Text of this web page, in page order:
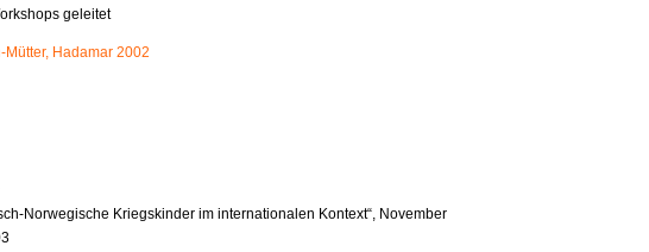
geleitet
Hadamar 2002
Norwegische Kriegskinder im internationalen Kontext“, November